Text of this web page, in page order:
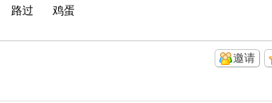
路过 鸡蛋
邀请